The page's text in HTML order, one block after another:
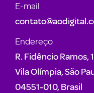
E-mail
Endereço
R. Fidêncio Ramos,
Vila Olímpia, São
04551-010, Brasil